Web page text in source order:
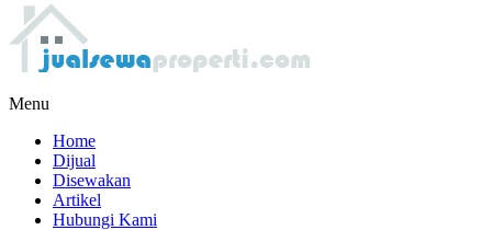
Menu
Home
Dijual
Disewakan
Artikel
Hubungi Kami